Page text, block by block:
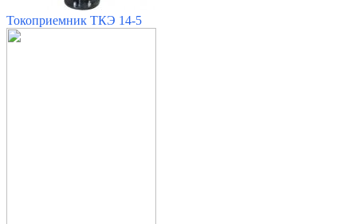
Токоприемник ТКЭ 14-5